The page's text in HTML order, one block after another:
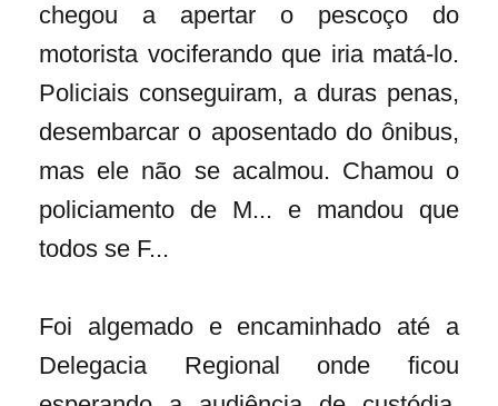
chegou a apertar o pescoço do
motorista vociferando que iria matá-lo.
Policiais conseguiram, a duras penas,
desembarcar o aposentado do ônibus,
mas ele não se acalmou. Chamou o
policiamento de M... e mandou que
todos se F...
Foi algemado e encaminhado até a
Delegacia Regional onde ficou